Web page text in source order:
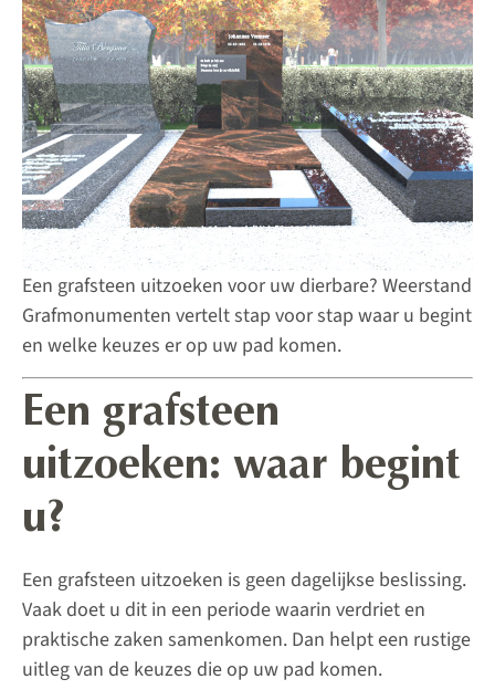
Een grafsteen uitzoeken voor uw dierbare? Weerstand
Grafmonumenten vertelt stap voor stap waar u begint
en welke keuzes er op uw pad komen.
Een grafsteen
uitzoeken: waar begint
u?
Een grafsteen uitzoeken is geen dagelijkse beslissing.
Vaak doet u dit in een periode waarin verdriet en
praktische zaken samenkomen. Dan helpt een rustige
uitleg van de keuzes die op uw pad komen.